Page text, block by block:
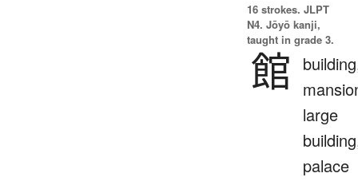
16 strokes. JLPT
N4. Jōyō kanji,
taught in grade 3.
館
large
palace